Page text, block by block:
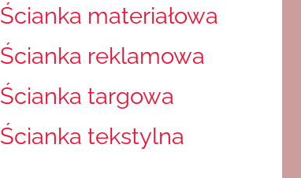
Ścianka materiałowa
Ścianka reklamowa
Ścianka targowa
Ścianka tekstylna